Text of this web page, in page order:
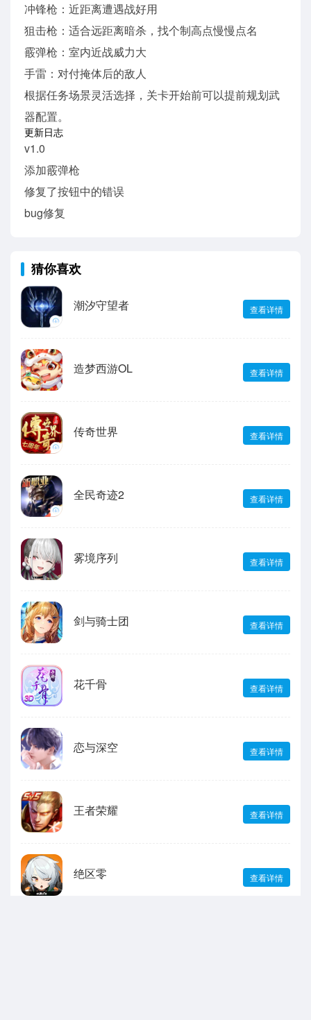
冲锋枪：近距离遭遇战好用
狙击枪：适合远距离暗杀，找个制高点慢慢点名
霰弹枪：室内近战威力大
手雷：对付掩体后的敌人
根据任务场景灵活选择，关卡开始前可以提前规划武
器配置。
更新日志
v1.0
添加霰弹枪
修复了按钮中的错误
bug修复
猜你喜欢
潮汐守望者 查看详情
造梦西游OL 查看详情
传奇世界 查看详情
全民奇迹2 查看详情
雾境序列 查看详情
剑与骑士团 查看详情
花千骨 查看详情
恋与深空 查看详情
王者荣耀 查看详情
绝区零 查看详情